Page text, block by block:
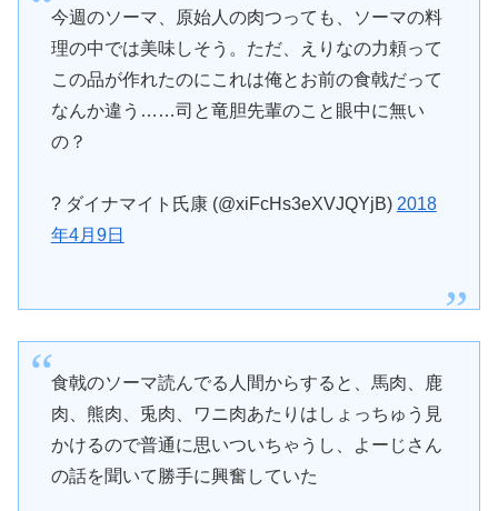
今週のソーマ、原始人の肉つっても、ソーマの料
理の中では美味しそう。ただ、えりなの力頼って
この品が作れたのにこれは俺とお前の食戟だって
なんか違う……司と竜胆先輩のこと眼中に無い
の？
? ダイナマイト氏康 (@xiFcHs3eXVJQYjB) 2018
年4月9日
食戟のソーマ読んでる人間からすると、馬肉、鹿
肉、熊肉、兎肉、ワニ肉あたりはしょっちゅう見
かけるので普通に思いついちゃうし、よーじさん
の話を聞いて勝手に興奮していた